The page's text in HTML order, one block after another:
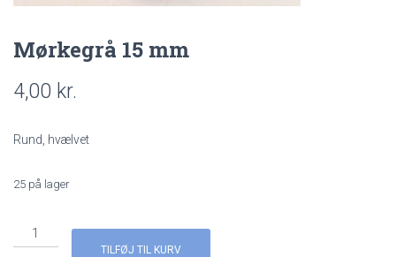
Mørkegrå 15 mm
4,00 kr.
Rund, hvælvet
25 på lager
Mørkegrå
15
TILFØJ TIL KURV